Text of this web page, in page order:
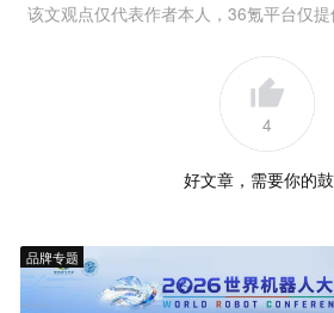
该文观点仅代表作者本人，36氪平台仅提
4
好文章，需要你的
品牌专题